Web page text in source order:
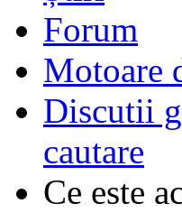
Forum
Motoare
Discutii
cautare
Ce este